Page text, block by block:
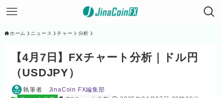
ホーム ニュース チャート分析
【4月7日】FXチャート分析｜ドル円
（USDJPY）
執筆者 JinaCoin FX編集部